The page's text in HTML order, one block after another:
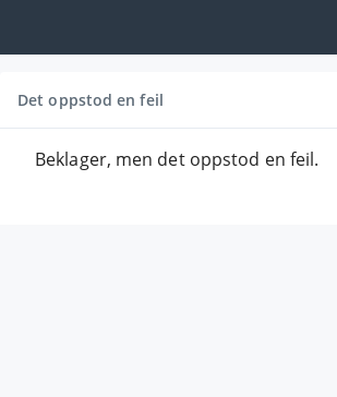
Det oppstod en feil
Beklager, men det oppstod en feil.